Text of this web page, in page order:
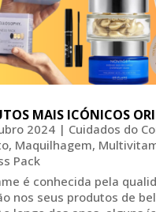
MAIS ICÓNICOS
2024| Cuidados do
, Maquilhagem,
Pack
é conhecida pela
nos seus produtos de